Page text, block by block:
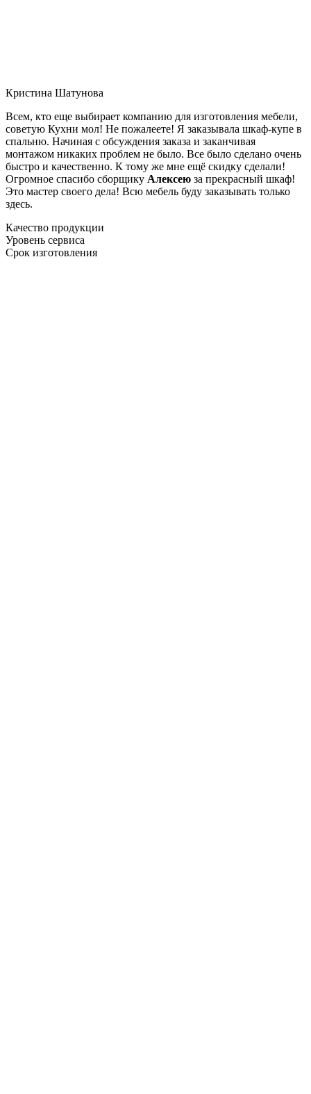
Кристина Шатунова
Всем, кто еще выбирает компанию для изготовления мебели,
советую Кухни мол! Не пожалеете! Я заказывала шкаф-купе в
спальню. Начиная с обсуждения заказа и заканчивая
монтажом никаких проблем не было. Все было сделано очень
быстро и качественно. К тому же мне ещё скидку сделали!
Огромное спасибо сборщику Алексею за прекрасный шкаф!
Это мастер своего дела! Всю мебель буду заказывать только
здесь.
Качество продукции
Уровень сервиса
Срок изготовления